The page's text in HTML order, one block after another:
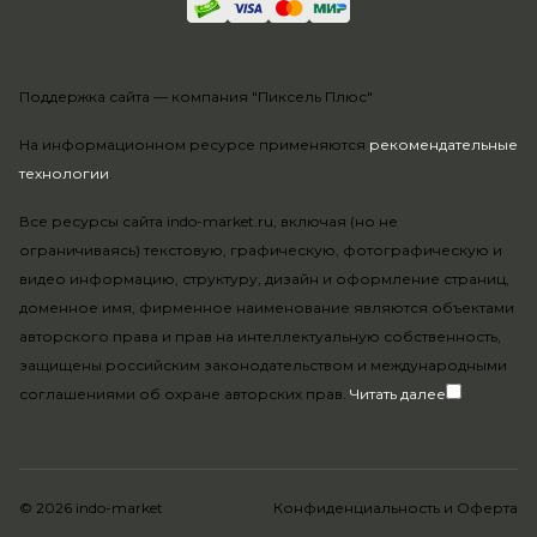
На информационном ресурсе применяются рекомендательные
технологии.
Все ресурсы сайта indo-market.ru, включая (но не
ограничиваясь) текстовую, графическую, фотографическую и
видео информацию, структуру, дизайн и оформление страниц,
доменное имя, фирменное наименование являются объектами
авторского права и прав на интеллектуальную собственность,
защищены российским законодательством и международными
соглашениями об охране авторских прав. Читать далее
Поддержка сайта — компания "Пиксель Плюс"
© 2026 indo-market Конфиденциальность и Оферта